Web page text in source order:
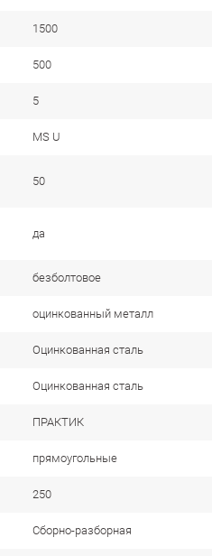
1500
500
5
MS U
50
да
безболтовое
оцинкованный металл
Оцинкованная сталь
Оцинкованная сталь
ПРАКТИК
прямоугольные
250
Сборно-разборная